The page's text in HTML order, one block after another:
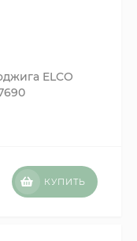
ELCO
КУПИТЬ